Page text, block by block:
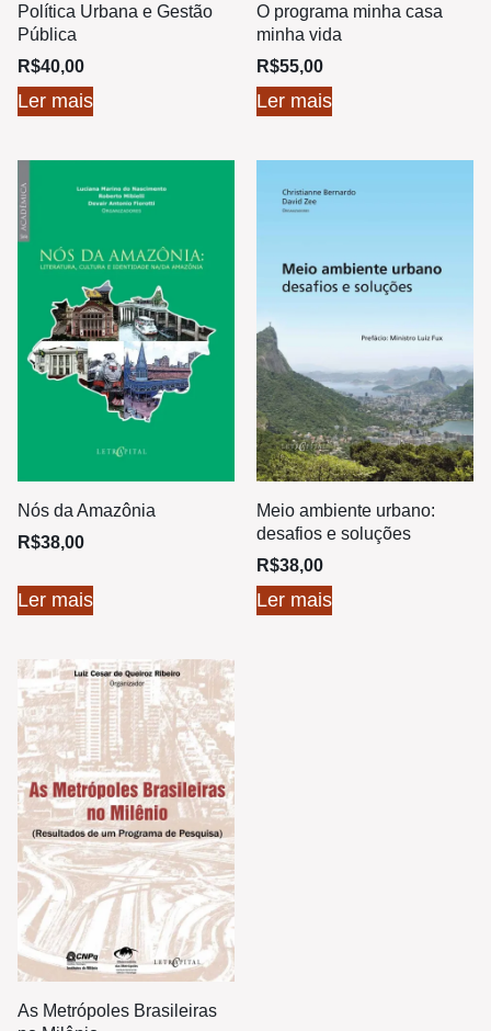
Política Urbana e Gestão
Pública
R$40,00
Ler mais
O programa minha casa
minha vida
R$55,00
Ler mais
Nós da Amazônia
R$38,00
Ler mais
Meio ambiente urbano:
desafios e soluções
R$38,00
Ler mais
As Metrópoles Brasileiras